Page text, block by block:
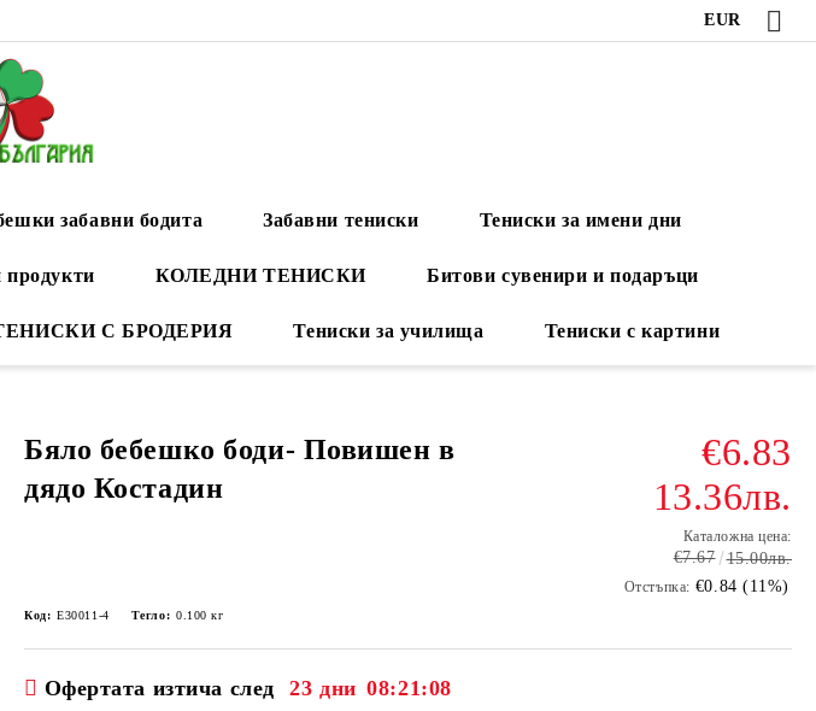
EUR
забавни бодита Забавни тениски Тениски за имени дни
КОЛЕДНИ ТЕНИСКИ Битови сувенири и подаръци
С БРОДЕРИЯ Тениски за училища Тениски с картини
Бяло бебешко боди- Повишен в
дядо Костадин
€6.83
13.36лв.
Каталожна цена:
€7.67 15.00лв.
Отстъпка: €0.84 (11%)
Код: E30011-4 Тегло: 0.100 кг
Офертата изтича след 23 дни 08:21:07